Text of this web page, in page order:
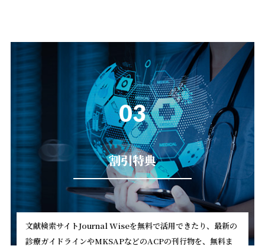
03
割引特典
文献検索サイトJournal Wiseを無料で活用できたり、最新の
診療ガイドラインやMKSAPなどのACPの刊行物を、無料ま